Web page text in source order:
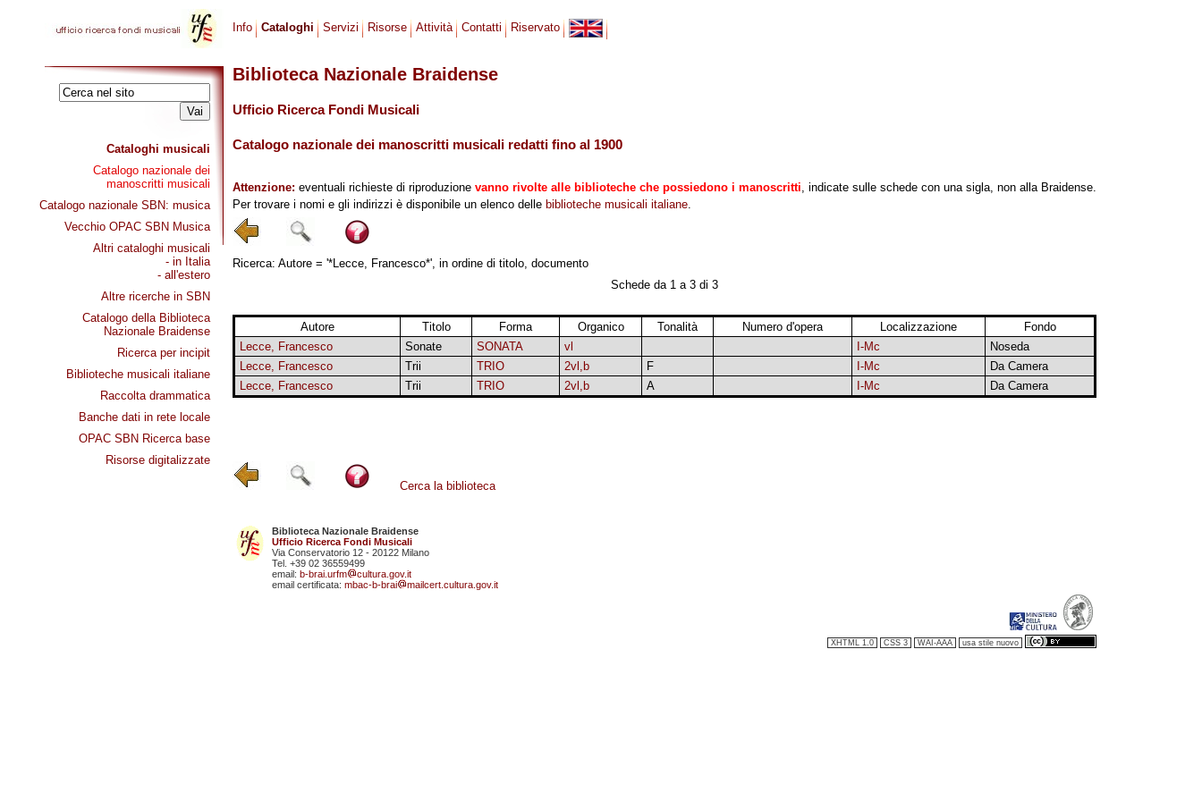
Cataloghi musicali
Catalogo nazionale dei
manoscritti musicali
Catalogo nazionale SBN: musica
Vecchio OPAC SBN Musica
Altri cataloghi musicali
- in Italia
- all'estero
Altre ricerche in SBN
Catalogo della Biblioteca
Nazionale Braidense
Ricerca per incipit
Biblioteche musicali italiane
Raccolta drammatica
Banche dati in rete locale
OPAC SBN Ricerca base
Risorse digitalizzate
Info Cataloghi Servizi Risorse Attività Contatti Riservato
Biblioteca Nazionale Braidense
Ufficio Ricerca Fondi Musicali
Catalogo nazionale dei manoscritti musicali redatti fino al 1900
Attenzione: eventuali richieste di riproduzione vanno rivolte alle biblioteche che possiedono i manoscritti, indicate sulle schede con una sigla, non alla Braidense.
Per trovare i nomi e gli indirizzi è disponibile un elenco delle biblioteche musicali italiane.
Ricerca: Autore = '*Lecce, Francesco*', in ordine di titolo, documento
Schede da 1 a 3 di 3
Autore Titolo Forma Organico Tonalità Numero d'opera Localizzazione
Fondo
Lecce, Francesco
Sonate SONATA vl I-Mc
Noseda
Lecce, Francesco
Trii TRIO 2vl,b F I-Mc
Da Camera
Lecce, Francesco
Trii TRIO 2vl,b A I-Mc Da Camera
Cerca la biblioteca
Biblioteca Nazionale Braidense
Ufficio Ricerca Fondi Musicali
Via Conservatorio 12 - 20122 Milano
Tel. +39 02 36559499
email: b-brai.urfm
cultura.gov.it
email certificata: mbac-b-brai mailcert.cultura.gov.it
XHTML 1.0 CSS 3 WAI-AAA usa stile nuovo